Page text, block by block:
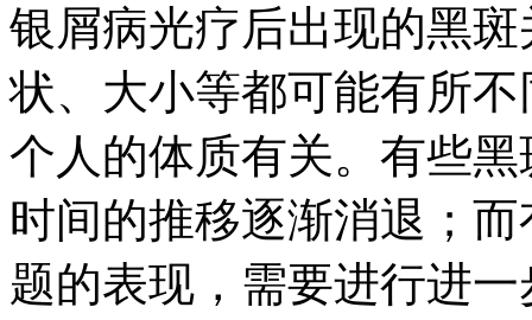
银屑病光疗后出现的黑
状、大小等都可能有所
个人的体质有关。有些
时间的推移逐渐消退；
题的表现，需要进行进